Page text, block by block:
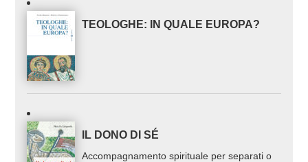
TEOLOGHE: IN QUALE EUROPA?
IL DONO DI SÉ
Accompagnamento spirituale per separati o